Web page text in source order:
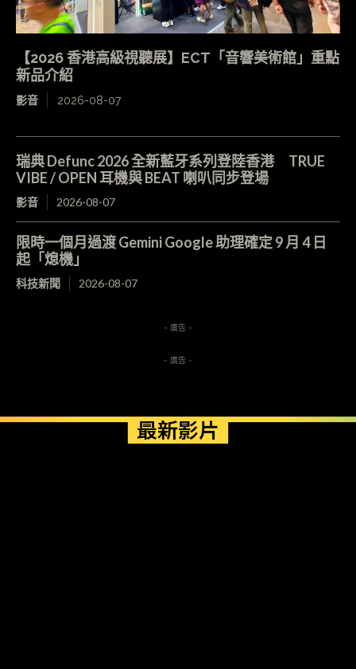
【2026 香港高級視聽展】ECT「音響美術館」重點
新品介紹
影音 2026-08-07
瑞典 Defunc 2026 全新藍牙系列登陸香港 TRUE
VIBE / OPEN 耳機與 BEAT 喇叭同步登場
影音 2026-08-07
限時一個月過渡 Gemini Google 助理確定 9 月 4 日
起「熄機」
科技新聞 2026-08-07
- 廣告 -
- 廣告 -
最新影片